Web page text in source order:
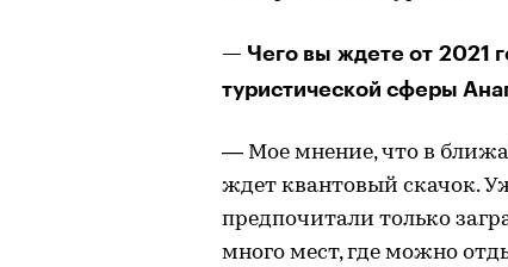
— Чего вы ждете от 2021
туристической сферы
— Мое мнение, что в
ждет квантовый скачок.
предпочитали только
много мест, где можно